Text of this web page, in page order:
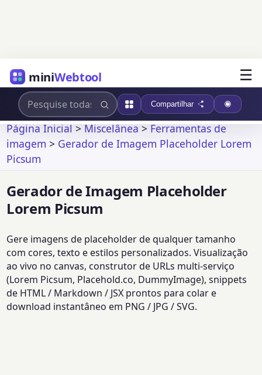
miniWebtool ☰
Compartilhar
Página Inicial>Miscelânea>Ferramentas de
imagem > Gerador de Imagem Placeholder Lorem
Picsum
Gerador de Imagem Placeholder
Lorem Picsum
Gere imagens de placeholder de qualquer tamanho
com cores, texto e estilos personalizados. Visualização
ao vivo no canvas, construtor de URLs multi-serviço
(Lorem Picsum, Placehold.co, DummyImage), snippets
de HTML / Markdown / JSX prontos para colar e
download instantâneo em PNG / JPG / SVG.